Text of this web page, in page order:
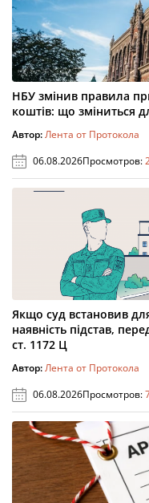
НБУ змінив правила
коштів: що зміниться
Автор:Лента от Протокола
06.08.2026Просмотров:
Якщо суд встановив
наявність підстав,
ст. 1172 Ц
Автор:Лента от Протокола
06.08.2026Просмотров: